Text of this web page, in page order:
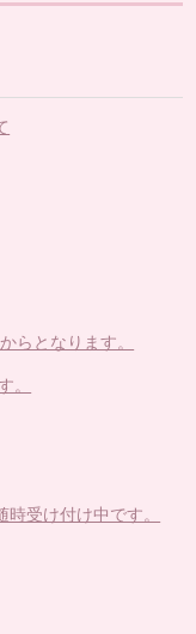
らとなります。
。
受け付け中です。